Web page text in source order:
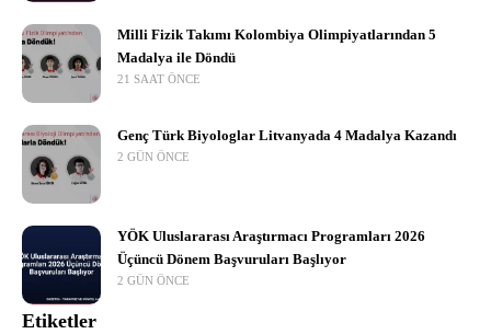
Milli Fizik Takımı Kolombiya Olimpiyatlarından 5
Madalya ile Döndü
21 SAAT ÖNCE
Genç Türk Biyologlar Litvanyada 4 Madalya Kazandı
2 GÜN ÖNCE
YÖK Uluslararası Araştırmacı Programları 2026
Üçüncü Dönem Başvuruları Başlıyor
2 GÜN ÖNCE
Etiketler